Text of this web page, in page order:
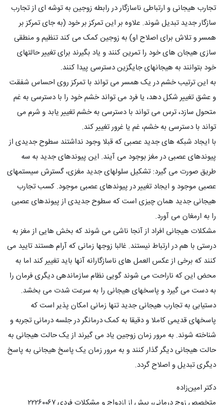
تجارب هیجانی و ارتباطی ناسازگار در رابطه زوجین به توشه ای از تجارب
سازگار جدید تبدیل شوند. علاوه بر این تمرکز بر خود (به جای تمرکز بر
همسر و تلاش برای اصلاح او) به زوجین کمک می کند تنظیم و منطقی
سازی هیجان های خود را تمرین کنند و یاد بگیرند برای تغییر حالتهای
خود بتوانند به هیجانهای جایگزین دسترسی پیدا کنند.
به این ترتیب خشم در یک همسر می تواند با تمرکز روی احساس شفقت
و عشق تغییر شکل دهد، یا فرد می تواند خشم خود را با دسترسی به غم
متحول سازد، ترس می تواند با دسترسی به خشم تغییر یابد و شرم می
تواند با دسترسی به خشم، غم یا غرور تغییر کند.
با ایجاد شبکه های جدید عصبی که قبلا وجود نداشتند سطوح جدیدی از
پیوندهای عصبی در مغز بوجود می آیند. این پیوندهای جدید به سه
طریق صورت می گیرد: تشکیل سلولهای جدید مغزی، گسترش سیستمهای
عصبی موجود و ایجاد تغییر در پیوندهای عصبی موجود. کسب تجارب
هیجانی جدید همان چیزی است که سطوح جدیدی از پیوندهای عصبی
را به ارمغان می آورد.
مشکلات هیجانی افراد از آنجا ناشی می شوند که بخش هایی از مغز به
درستی با هم در ارتباط نیستند. غالبا زوجها زمانی که آرام هستند تایید می
کنند که برخی از عکس العمل های ناسازگارانه آنها باید تغییر کند اما به
محض این که ناراحت می شوند گویی نظام سازماندهی دیگری فرمان را
به دست می گیرد و پاسخهای هیجانی را به سرعت شدت می بخشد.
دستیابی به تجارب هیجانی جدید تنها زمانی امکان پذیر است که
پاسخهای قدیمی کاملا و دقیقا به کمک درمانگر در جلسه درمانی تجربه و
شناخته شوند. به مرور زمان زوجین یاد می گیرند از یک حالت هیجانی به
حالت هیجانی دیگر گذار کنند و به مرور زمان یک پاسخ هیجانی به پاسخ
دیگری تبدیل و اصلاح گردد.
دکتر امین‌زاده